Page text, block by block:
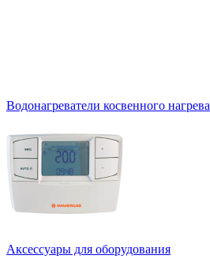
Водонагреватели косвенного нагрева
Аксессуары для оборудования